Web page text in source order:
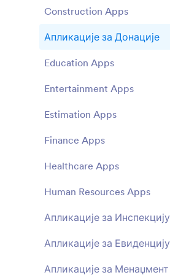
Construction Apps
Апликације за Донације
Education Apps
Entertainment Apps
Estimation Apps
Finance Apps
Healthcare Apps
Human Resources Apps
Апликације за Инспекцију
Апликације за Евиденцију
Апликације за Менаџмент